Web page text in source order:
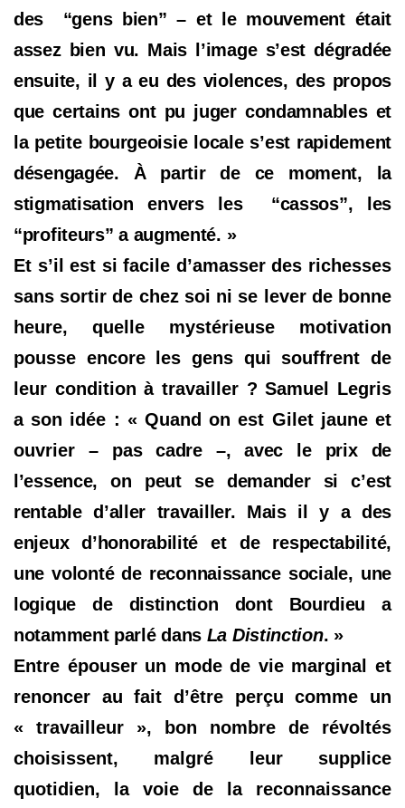
des
“gens bien” – et le mouvement était
assez bien vu. Mais l’image s’est dégradée
ensuite, il y a eu des violences, des propos
que certains ont pu juger condamnables et
la petite bourgeoisie locale s’est rapidement
désengagée. À partir de ce moment, la
stigmatisation envers les
“cassos”, les
“profiteurs” a augmenté. »
Et s’il est si facile d’amasser des richesses
sans sortir de chez soi ni se lever de bonne
heure, quelle mystérieuse motivation
pousse encore les gens qui souffrent de
leur condition à travailler ? Samuel Legris
a son idée : « Quand on est Gilet jaune et
ouvrier– pas cadre–, avec le prix de
l’essence, on peut se demander si c’est
rentable d’aller travailler. Mais il y a des
enjeux d’honorabilité et de respectabilité,
une volonté de reconnaissance sociale, une
logique de distinction dont Bourdieu a
notamment parlé dans La Distinction. »
Entre épouser un mode de vie marginal et
renoncer au fait d’être perçu comme un
« travailleur », bon nombre de révoltés
choisissent, malgré leur supplice
quotidien, la voie de la reconnaissance